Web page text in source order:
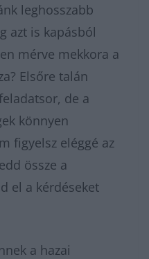
leghosszabb
azt is kapásból
mérve mekkora a
Elsőre talán
de a
könnyen
figyelsz eléggé az
össze a
el a kérdéseket
a hazai